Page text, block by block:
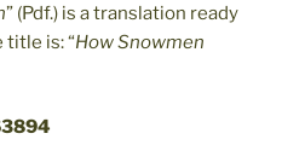
” (Pdf.) is a translation ready
title is: “HowSnowmen